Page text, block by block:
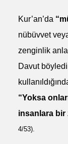
Kur’an’da
nübüvvet
zenginlik
Davut
“Yoksa
insanlara bir
4/53).